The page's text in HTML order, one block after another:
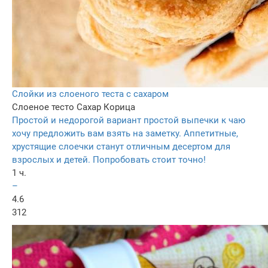
Слойки из слоеного теста с сахаром
Слоеное тесто Сахар Корица
Простой и недорогой вариант простой выпечки к чаю
хочу предложить вам взять на заметку. Аппетитные,
хрустящие слоечки станут отличным десертом для
взрослых и детей. Попробовать стоит точно!
1 ч.
–
4.6
312